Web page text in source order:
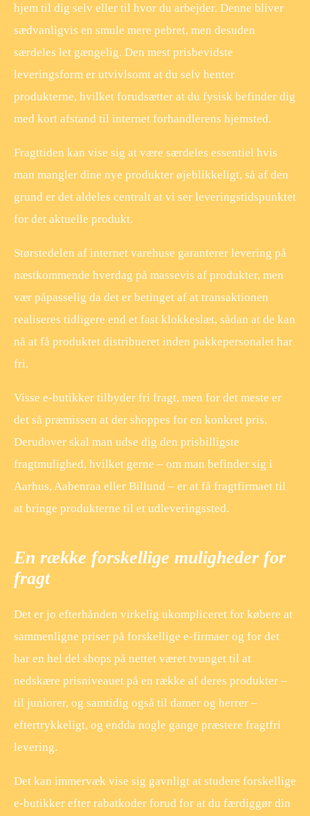
hjem til dig selv eller til hvor du arbejder. Denne bliver
sædvanligvis en smule mere pebret, men desuden
særdeles let gængelig. Den mest prisbevidste
leveringsform er utvivlsomt at du selv henter
produkterne, hvilket forudsætter at du fysisk befinder dig
med kort afstand til internet forhandlerens hjemsted.
Fragttiden kan vise sig at være særdeles essentiel hvis
man mangler dine nye produkter øjeblikkeligt, så af den
grund er det aldeles centralt at vi ser leveringstidspunktet
for det aktuelle produkt.
Størstedelen af internet varehuse garanterer levering på
næstkommende hverdag på massevis af produkter, men
vær påpasselig da det er betinget af at transaktionen
realiseres tidligere end et fast klokkeslæt, sådan at de kan
nå at få produktet distribueret inden pakkepersonalet har
fri.
Visse e-butikker tilbyder fri fragt, men for det meste er
det så præmissen at der shoppes for en konkret pris.
Derudover skal man udse dig den prisbilligste
fragtmulighed, hvilket gerne – om man befinder sig i
Aarhus, Aabenraa eller Billund – er at få fragtfirmaet til
at bringe produkterne til et udleveringssted.
En række forskellige muligheder for
fragt
Det er jo efterhånden virkelig ukompliceret for købere at
sammenligne priser på forskellige e-firmaer og for det
har en hel del shops på nettet været tvunget til at
nedskære prisniveauet på en række af deres produkter –
til juniorer, og samtidig også til damer og herrer –
eftertrykkeligt, og endda nogle gange præstere fragtfri
levering.
Det kan immervæk vise sig gavnligt at studere forskellige
e-butikker efter rabatkoder forud for at du færdiggør din